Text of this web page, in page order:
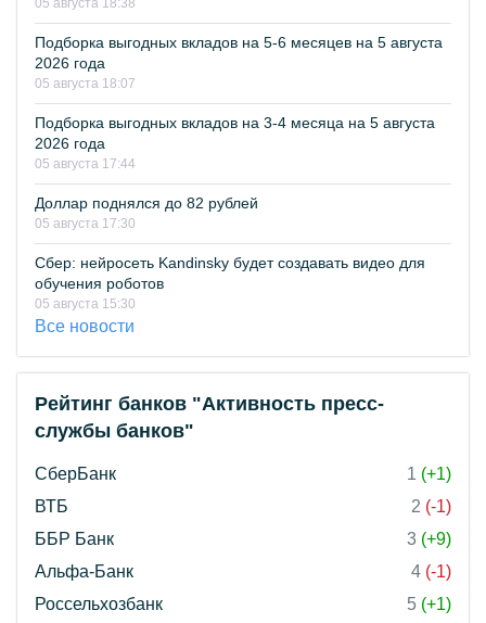
05 августа 18:38
Подборка выгодных вкладов на 5-6 месяцев на 5 августа
2026 года
05 августа 18:07
Подборка выгодных вкладов на 3-4 месяца на 5 августа
2026 года
05 августа 17:44
Доллар поднялся до 82 рублей
05 августа 17:30
Сбер: нейросеть Kandinsky будет создавать видео для
обучения роботов
05 августа 15:30
Все новости
Рейтинг банков "Активность пресс-
службы банков"
СберБанк 1 (+1)
ВТБ
2 (-1)
ББР Банк
3 (+9)
Альфа-Банк
4 (-1)
Россельхозбанк
5 (+1)